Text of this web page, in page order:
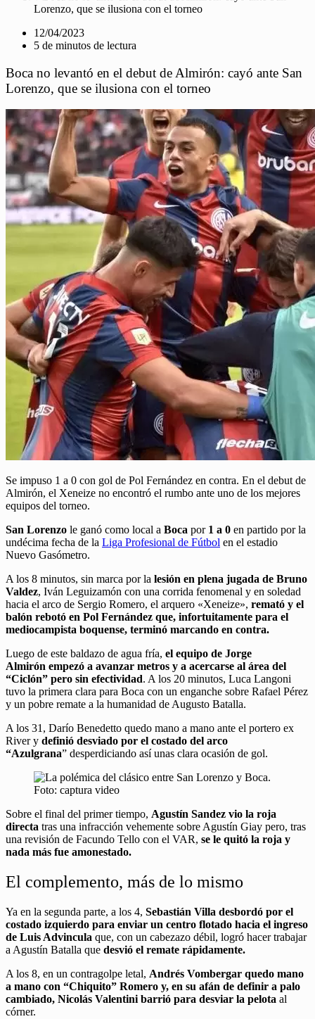
Lorenzo, que se ilusiona con el torneo
12/04/2023
5 de minutos de lectura
Boca no levantó en el debut de Almirón: cayó ante San
Lorenzo, que se ilusiona con el torneo
Se impuso 1 a 0 con gol de Pol Fernández en contra. En el debut de
Almirón, el Xeneize no encontró el rumbo ante uno de los mejores
equipos del torneo.
San Lorenzo le ganó como local a Boca por 1 a 0 en partido por la
undécima fecha de la Liga Profesional de Fútbol en el estadio
Nuevo Gasómetro.
A los 8 minutos, sin marca por la lesión en plena jugada de Bruno
Valdez, Iván Leguizamón con una corrida fenomenal y en soledad
hacia el arco de Sergio Romero, el arquero «Xeneize», remató y el
balón rebotó en Pol Fernández que, infortuitamente para el
mediocampista boquense, terminó marcando en contra.
Luego de este baldazo de agua fría, el equipo de Jorge
Almirón empezó a avanzar metros y a acercarse al área del
“Ciclón” pero sin efectividad. A los 20 minutos, Luca Langoni
tuvo la primera clara para Boca con un enganche sobre Rafael Pérez
y un pobre remate a la humanidad de Augusto Batalla.
A los 31, Darío Benedetto quedo mano a mano ante el portero ex
River y definió desviado por el costado del arco
“Azulgrana” desperdiciando así unas clara ocasión de gol.
Sobre el final del primer tiempo, Agustín Sandez vio la roja
directa tras una infracción vehemente sobre Agustín Giay pero, tras
una revisión de Facundo Tello con el VAR, se le quitó la roja y
nada más fue amonestado.
El complemento, más de lo mismo
Ya en la segunda parte, a los 4, Sebastián Villa desbordó por el
costado izquierdo para enviar un centro flotado hacia el ingreso
de Luis Advincula que, con un cabezazo débil, logró hacer trabajar
a Agustín Batalla que desvió el remate rápidamente.
A los 8, en un contragolpe letal, Andrés Vombergar quedo mano
a mano con “Chiquito” Romero y, en su afán de definir a palo
cambiado, Nicolás Valentini barrió para desviar la pelota al
córner.